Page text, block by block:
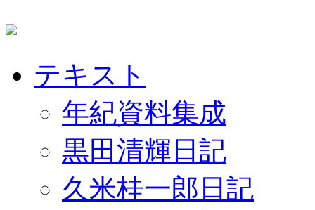
テキスト
年紀資料集成
黒田清輝日記
久米桂一郎日記